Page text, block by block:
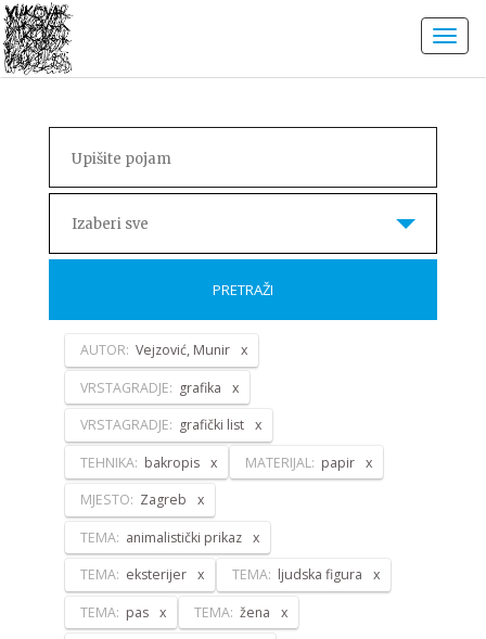
Izaberi sve
PRETRAŽI
AUTOR: Vejzović, Munir
VRSTAGRADJE: grafika
VRSTAGRADJE: grafički list
TEHNIKA: bakropis MATERIJAL: papir
MJESTO: Zagreb
TEMA: animalistički prikaz
TEMA: eksterijer TEMA: ljudska figura
TEMA: pas TEMA: žena